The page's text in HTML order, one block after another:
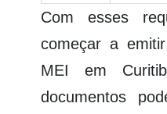
Com esses
começar a
MEI em
documentos